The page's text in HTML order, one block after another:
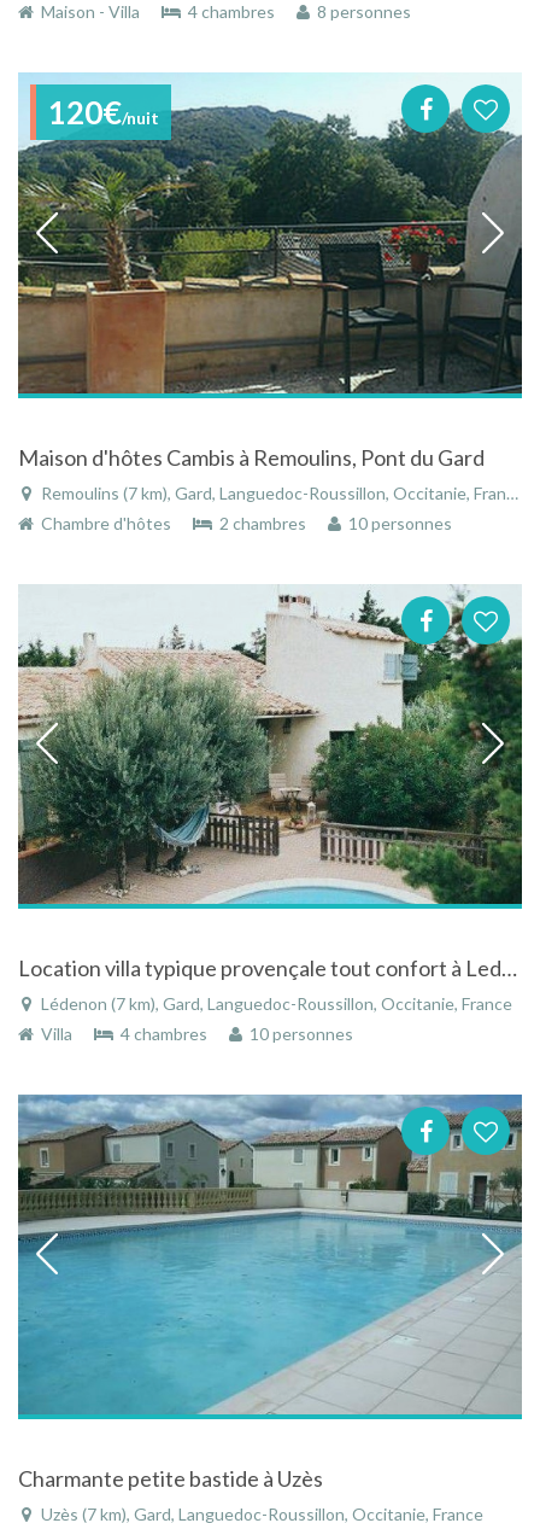
Maison - Villa
4 chambres 8 personnes
120€/nuit
Maison d'hôtes Cambis à Remoulins, Pont du Gard
Remoulins (7 km), Gard, Languedoc-Roussillon, Occitanie, France
Chambre d'hôtes
2 chambres 10 personnes
Location villa typique provençale tout confort à Ledenon dans le Gard avec piscine
Lédenon (7 km), Gard, Languedoc-Roussillon, Occitanie, France
Villa
4 chambres 10 personnes
Charmante petite bastide à Uzès
Uzès (7 km), Gard, Languedoc-Roussillon, Occitanie, France